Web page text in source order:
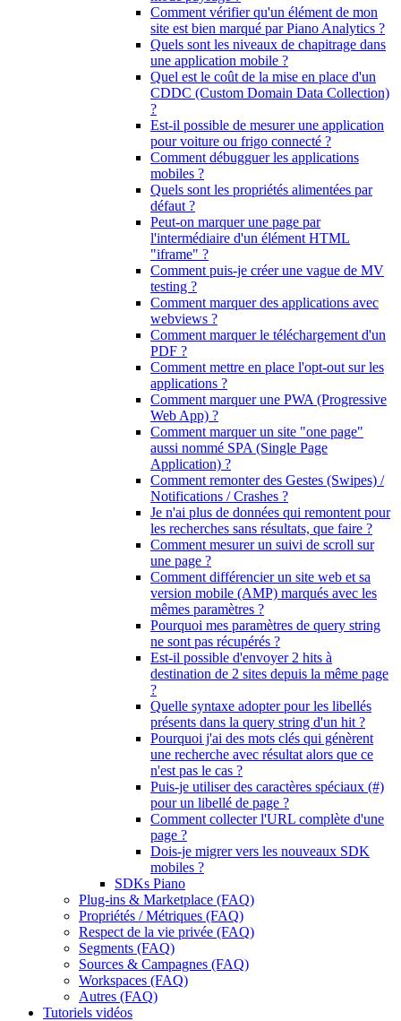
Comment vérifier qu'un élément de mon
site est bien marqué par Piano Analytics ?
Quels sont les niveaux de chapitrage dans
une application mobile ?
Quel est le coût de la mise en place d'un
CDDC (Custom Domain Data Collection)
?
Est-il possible de mesurer une application
pour voiture ou frigo connecté ?
Comment débugguer les applications
mobiles ?
Quels sont les propriétés alimentées par
défaut ?
Peut-on marquer une page par
l'intermédiaire d'un élément HTML
"iframe" ?
Comment puis-je créer une vague de MV
testing ?
Comment marquer des applications avec
webviews ?
Comment marquer le téléchargement d'un
PDF ?
Comment mettre en place l'opt-out sur les
applications ?
Comment marquer une PWA (Progressive
Web App) ?
Comment marquer un site "one page"
aussi nommé SPA (Single Page
Application) ?
Comment remonter des Gestes (Swipes) /
Notifications / Crashes ?
Je n'ai plus de données qui remontent pour
les recherches sans résultats, que faire ?
Comment mesurer un suivi de scroll sur
une page ?
Comment différencier un site web et sa
version mobile (AMP) marqués avec les
mêmes paramètres ?
Pourquoi mes paramètres de query string
ne sont pas récupérés ?
Est-il possible d'envoyer 2 hits à
destination de 2 sites depuis la même page
?
Quelle syntaxe adopter pour les libellés
présents dans la query string d'un hit ?
Pourquoi j'ai des mots clés qui génèrent
une recherche avec résultat alors que ce
n'est pas le cas ?
Puis-je utiliser des caractères spéciaux (#)
pour un libellé de page ?
Comment collecter l'URL complète d'une
page ?
Dois-je migrer vers les nouveaux SDK
mobiles ?
SDKs Piano
Plug-ins & Marketplace (FAQ)
Propriétés / Métriques (FAQ)
Respect de la vie privée (FAQ)
Segments (FAQ)
Sources & Campagnes (FAQ)
Workspaces (FAQ)
Autres (FAQ)
Tutoriels vidéos